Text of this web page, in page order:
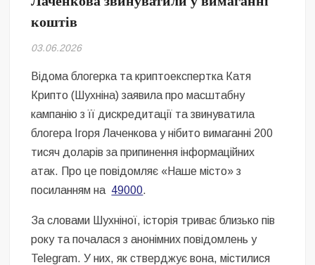
Безугла закликає валити Сирського
Світові бренди одягу та взуття: розвиток ринку та вплив на
сучасну моду
Командувач ВМС Неїжпапа закликав не дестабілізувати ситуацію
навколо керівництва армії
коштів
03.06.2026
Відома блогерка та криптоекспертка Катя
Крипто (Шухніна) заявила про масштабну
кампанію з її дискредитації та звинуватила
блогера Ігоря Лаченкова у нібито вимаганні 200
тисяч доларів за припинення інформаційних
атак. Про це повідомляє «Наше місто» з
посиланням на 49000.
За словами Шухніної, історія триває близько пів
року та почалася з анонімних повідомлень у
Telegram. У них, як стверджує вона, містилися